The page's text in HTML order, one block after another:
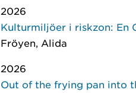
2026
Kulturmiljöer i riskzon: En
Fröyen, Alida
2026
Out of the frying pan into